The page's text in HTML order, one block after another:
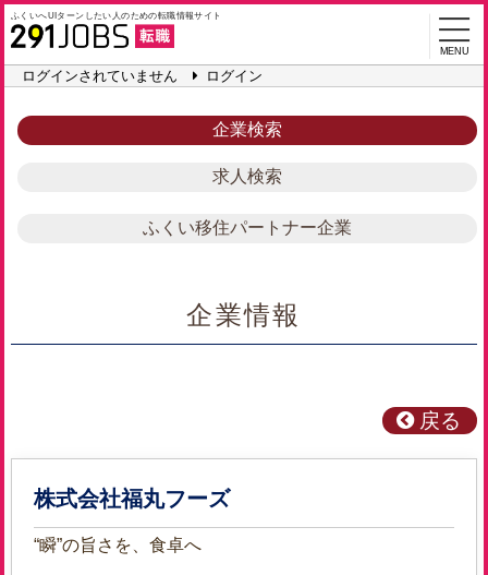
ふくいへUIターンしたい人のための転職情報サイト
ログインされていません ログイン
MENU
企業検索
求人検索
ふくい移住パートナー企業
企業情報
戻る
株式会社福丸フーズ
“瞬”の旨さを、食卓へ